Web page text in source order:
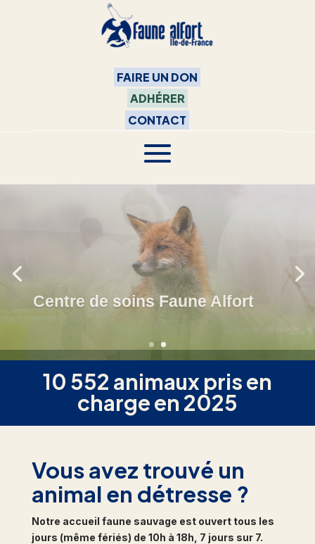
FAIRE UN DON
ADHÉRER
CONTACT
Soigner la faune sauvage en
10 552 animaux pris en
charge en 2025
Vous avez trouvé un
animal en détresse ?
Notre accueil faune sauvage est ouvert tous les
jours (même fériés) de 10h à 18h, 7 jours sur 7.